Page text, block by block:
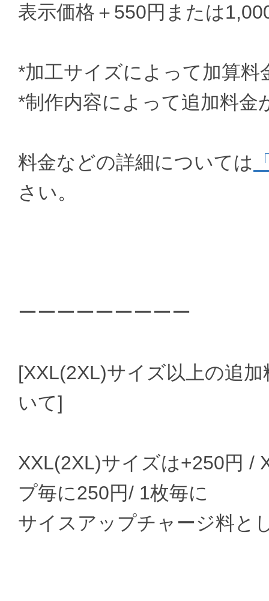
表示価格＋550円または
*加工サイズによって加算料
*制作内容によって追加料
料金などの詳細については
さい。
ーーーーーーーーー
[XXL(2XL)サイズ以上の追
いて]
XXL(2XL)サイズは+250円 /
プ毎に250円/ 1枚毎に
サイスアップチャージ料と